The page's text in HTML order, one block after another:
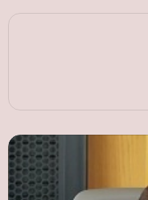
مشواره التدريبي
لبايرن ميونخ